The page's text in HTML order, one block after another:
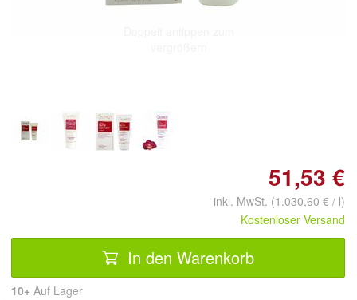
51,53 €
inkl. MwSt. (1.030,60 € / l)
Kostenloser Versand
In den Warenkorb
10+ Auf Lager